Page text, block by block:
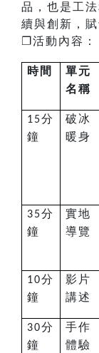
品，也是工
續與創新，
❐ 活動內容：
時間
單元
名稱
15分
鐘
破冰
暖身
35分
鐘
實地
導覽
10分
鐘
影片
講述
30分
鐘
手作
體驗